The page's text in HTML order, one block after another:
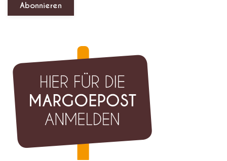
Abonnieren